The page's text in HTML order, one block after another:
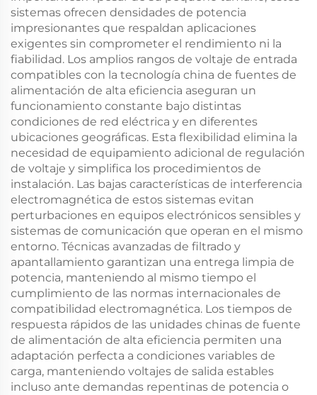
sistemas ofrecen densidades de potencia
impresionantes que respaldan aplicaciones
exigentes sin comprometer el rendimiento ni la
fiabilidad. Los amplios rangos de voltaje de entrada
compatibles con la tecnología china de fuentes de
alimentación de alta eficiencia aseguran un
funcionamiento constante bajo distintas
condiciones de red eléctrica y en diferentes
ubicaciones geográficas. Esta flexibilidad elimina la
necesidad de equipamiento adicional de regulación
de voltaje y simplifica los procedimientos de
instalación. Las bajas características de interferencia
electromagnética de estos sistemas evitan
perturbaciones en equipos electrónicos sensibles y
sistemas de comunicación que operan en el mismo
entorno. Técnicas avanzadas de filtrado y
apantallamiento garantizan una entrega limpia de
potencia, manteniendo al mismo tiempo el
cumplimiento de las normas internacionales de
compatibilidad electromagnética. Los tiempos de
respuesta rápidos de las unidades chinas de fuente
de alimentación de alta eficiencia permiten una
adaptación perfecta a condiciones variables de
carga, manteniendo voltajes de salida estables
incluso ante demandas repentinas de potencia o